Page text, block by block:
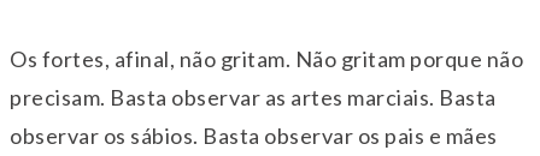
Os fortes, afinal, não gritam. Não gritam porque não
precisam. Basta observar as artes marciais. Basta
observar os sábios. Basta observar os pais e mães